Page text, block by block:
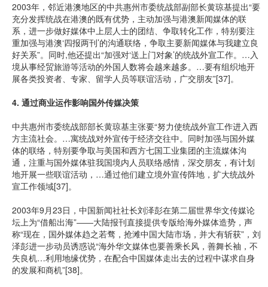
2003年，邻近港澳地区的中共惠州市委统战部副部长黄琼基提出“要
充分发挥统战在港澳的既有优势，主动加强与港澳新闻媒体的联
系，进一步做好媒体中上层人士的团结、争取转化工作，特别要注
重加强与港澳‘四报两刊’的沟通联络，争取主要新闻媒体与我建立良
好关系”。同时,他还提出“加强对‘送上门对象’的统战外宣工作。…入
境从事经贸旅游等活动的外国人数将会越来越多。…要有组织地开
展各类投资者、专家、留学人员等联谊活动，广交朋友”[37]。
4. 通过商业运作影响国外传媒决策
中共惠州市委统战部部长黄琼基主张要“努力使统战外宣工作进入西
方主流社会。…寓统战对外宣传于经济交往中。同时加强与国外媒
体的联络，特别要争取与美国和西方七国工业集团的主流媒体沟
通，注重与国外媒体驻我国境内人员联络感情，深交朋友，有计划
地开展一些联谊活动，…通过他们建立境外宣传阵地，扩大统战外
宣工作领域[37]。
2003年9月23日，中国新闻社社长刘泽彭在第二届世界华文传媒论
坛上为“借船出海”――大陆报刊直接提供专版给海外媒体造势，声
称“现在，国外媒体趋之若骛，抢滩中国大陆市场，并大有斩获”，刘
泽彭进一步动员诱惑说“海外华文媒体也要善乘长风，善舞长袖，不
失良机…利用地缘优势，在配合中国媒体走出去的过程中谋求自身
的发展和商机”[38]。